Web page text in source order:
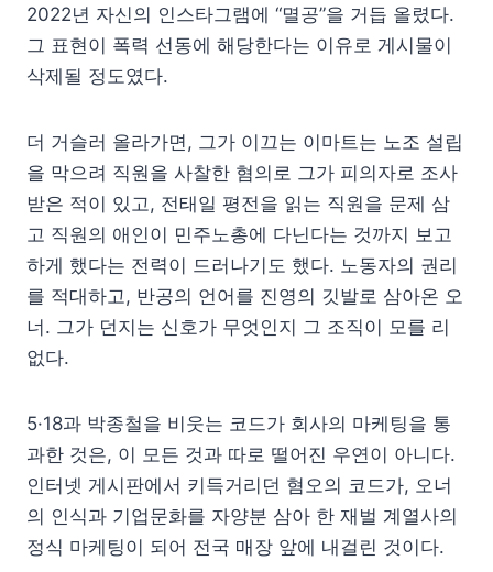
2022년 자신의 인스타그램에 “멸공”을 거듭 올렸다.
그 표현이 폭력 선동에 해당한다는 이유로 게시물이
삭제될 정도였다.
더 거슬러 올라가면, 그가 이끄는 이마트는 노조 설립
을 막으려 직원을 사찰한 혐의로 그가 피의자로 조사
받은 적이 있고, 전태일 평전을 읽는 직원을 문제 삼
고 직원의 애인이 민주노총에 다닌다는 것까지 보고
하게 했다는 전력이 드러나기도 했다. 노동자의 권리
를 적대하고, 반공의 언어를 진영의 깃발로 삼아온 오
너. 그가 던지는 신호가 무엇인지 그 조직이 모를 리
없다.
5·18과 박종철을 비웃는 코드가 회사의 마케팅을 통
과한 것은, 이 모든 것과 따로 떨어진 우연이 아니다.
인터넷 게시판에서 키득거리던 혐오의 코드가, 오너
의 인식과 기업문화를 자양분 삼아 한 재벌 계열사의
정식 마케팅이 되어 전국 매장 앞에 내걸린 것이다.